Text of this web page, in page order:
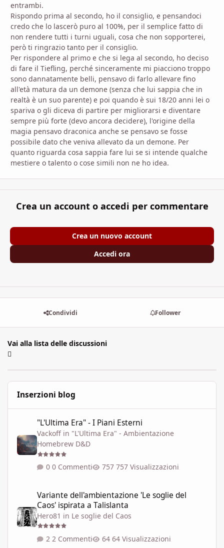
entrambi.
Rispondo prima al secondo, ho il consiglio, e pensandoci
credo che lo lascerò puro al 100%, per il semplice fatto di
non rendere tutti i turni uguali, cosa che non sopporterei,
però ti ringrazio tanto per il consiglio.
Per rispondere al primo e che si lega al secondo, ho deciso
di fare il Tiefling, perché sinceramente mi piacciono troppo
sono dannatamente belli, pensavo di farlo allevare fino
all'età matura da un demone (senza che lui sappia che in
realtà è un suo parente) e poi quando è sui 18/20 anni lei o
spariva o gli diceva di partire per migliorarsi e diventare
sempre più forte (devo ancora decidere), l'origine della
magia pensavo draconica anche se pensavo se fosse
possibile dato che veniva allevato da un demone. Per
quanto riguarda cosa sappia fare lui se si intende qualche
mestiere o talento o cose simili non ne ho idea.
Crea un account o accedi per commentare
Crea un nuovo account
Accedi ora
Condividi Follower
Vai alla lista delle discussioni
Inserzioni blog
"L'Ultima Era" - I Piani Esterni
Vackoff in "L'Ultima Era" - Ambientazione
Homebrew D&D
0 Commenti 757 Visualizzazioni
Variante dell'ambientazione 'Le soglie del
Caos' ispirata a Talislanta
Hero81 in Le soglie del Caos
2 Commenti 64 Visualizzazioni